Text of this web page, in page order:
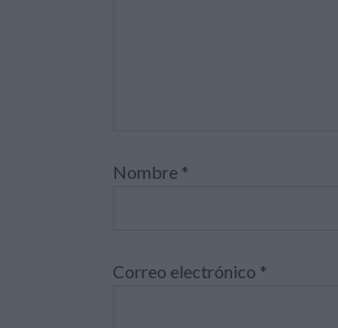
Nombre *
Correo electrónico *